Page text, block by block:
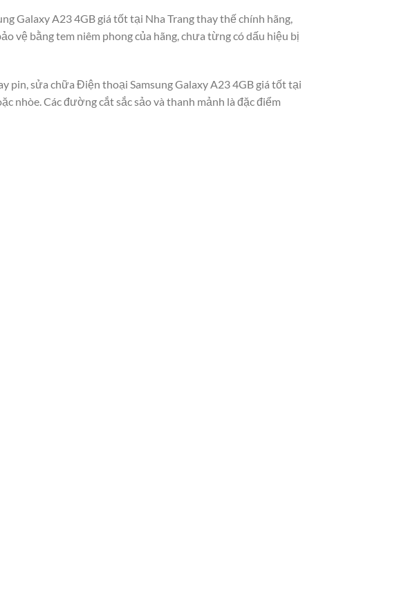
Galaxy A23 4GB giá tốt tại Nha Trang thay thế chính hãng,
vệ bằng tem niêm phong của hãng, chưa từng có dấu hiệu bị
pin, sửa chữa Điện thoại Samsung Galaxy A23 4GB giá tốt tại
nhòe. Các đường cắt sắc sảo và thanh mảnh là đặc điểm